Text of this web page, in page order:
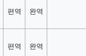
편역 완역
편역 완역